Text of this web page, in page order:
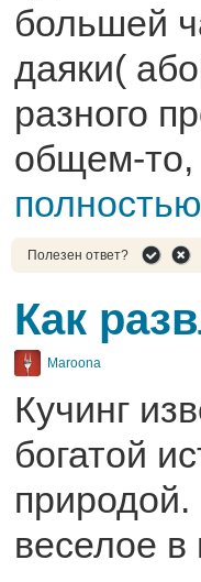
большей
даяки(
разного
общем-то,
полностью
Полезен ответ?
Как
Maroona
Кучинг
богатой
природой.
веселое в